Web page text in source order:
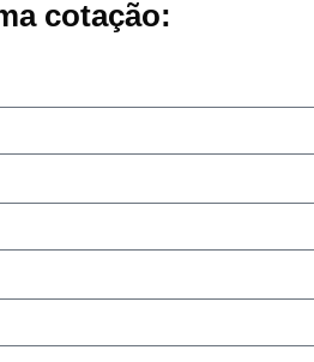
cotação: